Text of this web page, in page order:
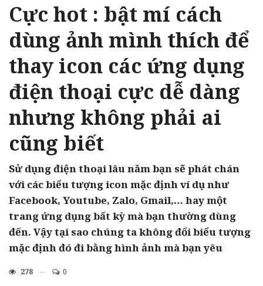
Cực hot : bật mí cách
dùng ảnh mình thích để
thay icon các ứng dụng
điện thoại cực dễ dàng
nhưng không phải ai
cũng biết
Sử dụng điện thoại lâu năm bạn sẽ phát chán
với các biểu tượng icon mặc định ví dụ như
Facebook, Youtube, Zalo, Gmail,… hay một
trang ứng dụng bất kỳ mà bạn thường dùng
đến. Vậy tại sao chúng ta không đổi biểu tượng
mặc định đó đi bằng hình ảnh mà bạn yêu
278 0